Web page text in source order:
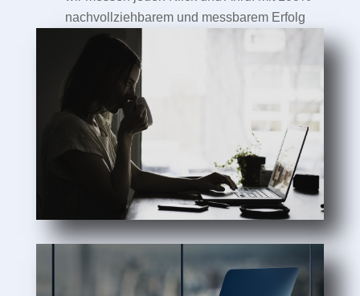
nachvollziehbarem und messbarem Erfolg